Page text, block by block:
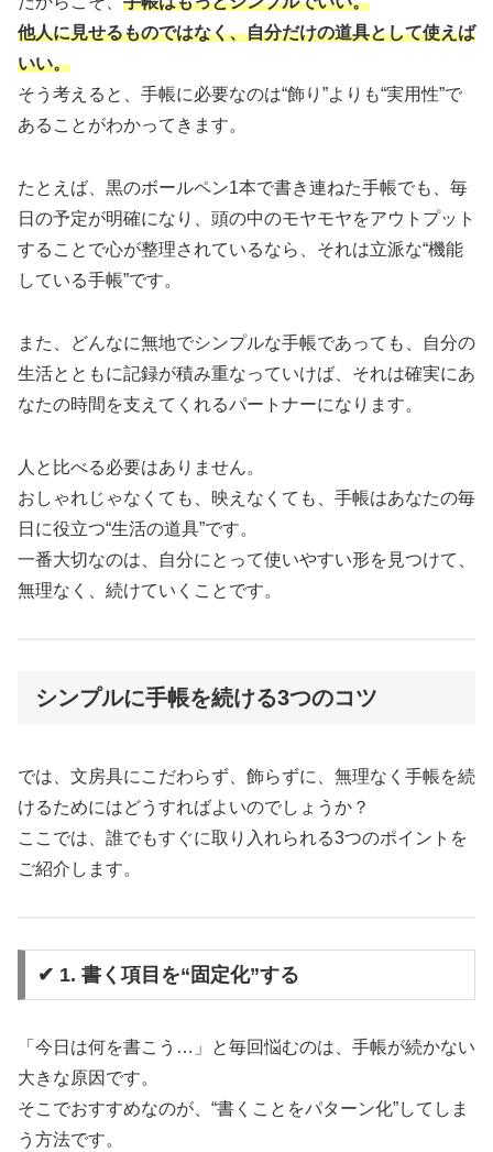
他人に見せるものではなく、自分だけの道具として使えば
いい。
そう考えると、手帳に必要なのは“飾り”よりも“実用性”で
あることがわかってきます。
たとえば、黒のボールペン1本で書き連ねた手帳でも、毎
日の予定が明確になり、頭の中のモヤモヤをアウトプット
することで心が整理されているなら、それは立派な“機能
している手帳”です。
また、どんなに無地でシンプルな手帳であっても、自分の
生活とともに記録が積み重なっていけば、それは確実にあ
なたの時間を支えてくれるパートナーになります。
人と比べる必要はありません。
おしゃれじゃなくても、映えなくても、手帳はあなたの毎
日に役立つ“生活の道具”です。
一番大切なのは、自分にとって使いやすい形を見つけて、
無理なく、続けていくことです。
シンプルに手帳を続ける3つのコツ
では、文房具にこだわらず、飾らずに、無理なく手帳を続
けるためにはどうすればよいのでしょうか？
ここでは、誰でもすぐに取り入れられる3つのポイントを
ご紹介します。
✔ 1. 書く項目を“固定化”する
「今日は何を書こう…」と毎回悩むのは、手帳が続かない
大きな原因です。
そこでおすすめなのが、“書くことをパターン化”してしま
う方法です。